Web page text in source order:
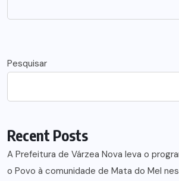
Pesquisar
Recent Posts
A Prefeitura de Várzea Nova leva o
o Povo à comunidade de Mata do Mel